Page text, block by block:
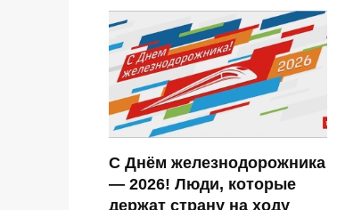
С Днём железнодорожника
— 2026! Люди, которые
держат страну на ходу